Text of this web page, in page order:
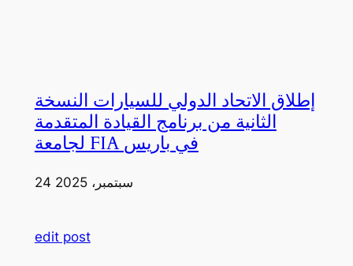
إطلاق الاتحاد الدولي للسيارات النسخة
الثانية من برنامج القيادة المتقدمة
لجامعة FIA في باريس
24 سبتمبر، 2025
edit post